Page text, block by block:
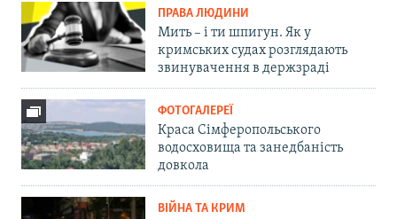
ПРАВА ЛЮДИНИ
Мить – і ти шпигун. Як у
кримських судах розглядають
звинувачення в держзраді
ФОТОГАЛЕРЕЇ
Краса Сімферопольського
водосховища та занедбаність
довкола
ВІЙНА ТА КРИМ